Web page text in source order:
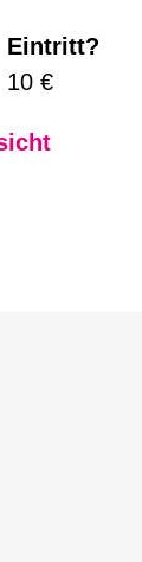
Eintritt?
10 €